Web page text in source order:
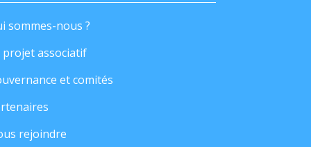
sommes-nous ?
projet associatif
et comités
rejoindre